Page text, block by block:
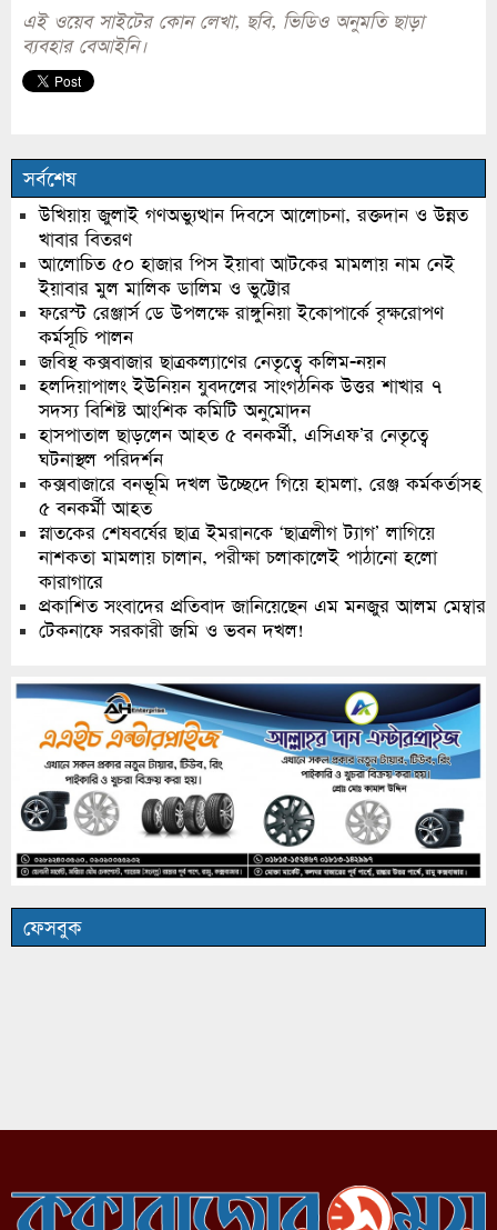
এই ওয়েব সাইটের কোন লেখা, ছবি, ভিডিও অনুমতি ছাড়া
ব্যবহার বেআইনি।
সর্বশেষ
উখিয়ায় জুলাই গণঅভ্যুত্থান দিবসে আলোচনা, রক্তদান ও উন্নত
খাবার বিতরণ
আলোচিত ৫০ হাজার পিস ইয়াবা আটকের মামলায় নাম নেই
ইয়াবার মুল মালিক ডালিম ও ভুট্টোর
ফরেস্ট রেঞ্জার্স ডে উপলক্ষে রাঙ্গুনিয়া ইকোপার্কে বৃক্ষরোপণ
কর্মসূচি পালন
জবিস্থ কক্সবাজার ছাত্রকল্যাণের নেতৃত্বে কলিম-নয়ন
হলদিয়াপালং ইউনিয়ন যুবদলের সাংগঠনিক উত্তর শাখার ৭
সদস্য বিশিষ্ট আংশিক কমিটি অনুমোদন
হাসপাতাল ছাড়লেন আহত ৫ বনকর্মী, এসিএফ’র নেতৃত্বে
ঘটনাস্থল পরিদর্শন
কক্সবাজারে বনভূমি দখল উচ্ছেদে গিয়ে হামলা, রেঞ্জ কর্মকর্তাসহ
৫ বনকর্মী আহত
স্নাতকের শেষবর্ষের ছাত্র ইমরানকে ‘ছাত্রলীগ ট্যাগ’ লাগিয়ে
নাশকতা মামলায় চালান, পরীক্ষা চলাকালেই পাঠানো হলো
কারাগারে
প্রকাশিত সংবাদের প্রতিবাদ জানিয়েছেন এম মনজুর আলম মেম্বার
টেকনাফে সরকারী জমি ও ভবন দখল!
ফেসবুক